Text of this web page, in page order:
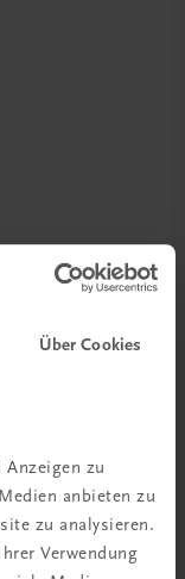
Über Cookies
zu
anbieten zu
zu analysieren.
Verwendung